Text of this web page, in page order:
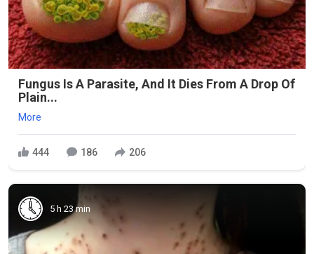
Fungus Is A Parasite, And It Dies From A Drop Of
Plain...
More
444 186 206
5 h 23 min